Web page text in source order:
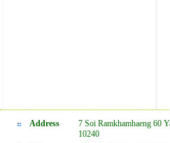
Address
7 Soi Ramkhamhaeng 60
10240